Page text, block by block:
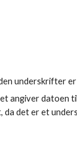
underskrifter
angiver datoen
da det er et